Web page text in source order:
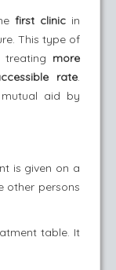
first clinic in
This type of
more
rate.
aid by
is given on a
other persons
table. It